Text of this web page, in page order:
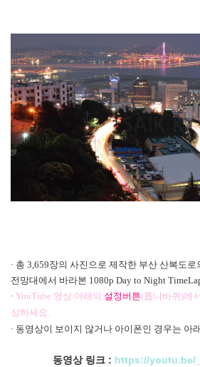
· 총 3,659장의 사진으로 제작한 부산 산복도로
전망대에서 바라본 1080p Day to Night
· YouTube 영상 아래의 설정버튼(톱니바퀴)에서
상하세요.
· 동영상이 보이지 않거나 아이폰인 경우는 아
동영상 링크 : https://youtu.be/